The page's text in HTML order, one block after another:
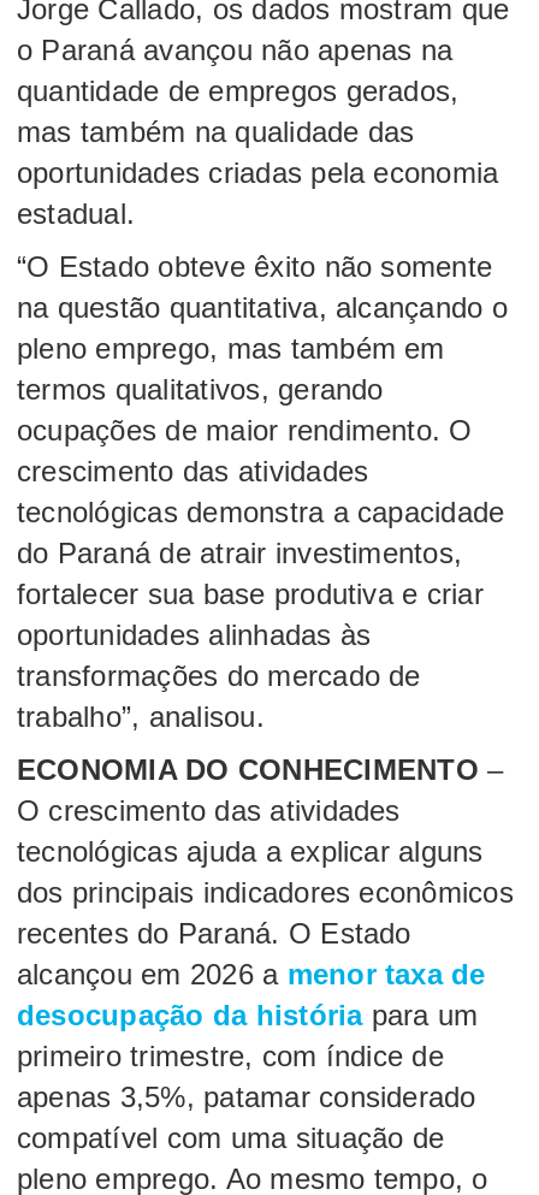
Jorge Callado, os dados mostram que
o Paraná avançou não apenas na
quantidade de empregos gerados,
mas também na qualidade das
oportunidades criadas pela economia
estadual.
“O Estado obteve êxito não somente
na questão quantitativa, alcançando o
pleno emprego, mas também em
termos qualitativos, gerando
ocupações de maior rendimento. O
crescimento das atividades
tecnológicas demonstra a capacidade
do Paraná de atrair investimentos,
fortalecer sua base produtiva e criar
oportunidades alinhadas às
transformações do mercado de
trabalho”, analisou.
ECONOMIA DO CONHECIMENTO –
O crescimento das atividades
tecnológicas ajuda a explicar alguns
dos principais indicadores econômicos
recentes do Paraná. O Estado
alcançou em 2026 a menor taxa de
desocupação da históriapara um
primeiro trimestre, com índice de
apenas 3,5%, patamar considerado
compatível com uma situação de
pleno emprego. Ao mesmo tempo, o